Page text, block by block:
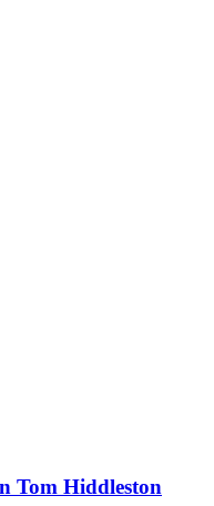
Tom Hiddleston